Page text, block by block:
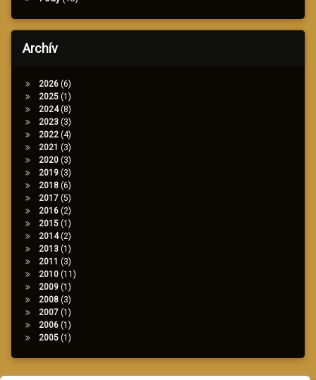
Archív
2026(6)
2025(1)
2024(8)
2023(3)
2022(4)
2021 (3)
2020(3)
2019(3)
2018(6)
2017(5)
2016(2)
2015(1)
2014(2)
2013(1)
2011 (3)
2010(11)
2009(1)
2008(3)
2007(1)
2006(1)
2005(1)